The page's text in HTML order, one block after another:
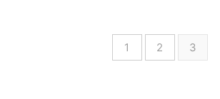
1 2 3